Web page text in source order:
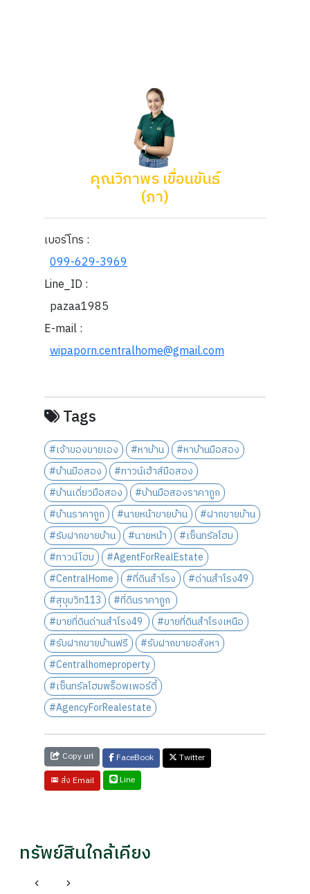
คุณวิภาพร เขื่อนขันธ์
(ภา)
เบอร์โทร :
099-629-3969
Line_ID :
pazaa1985
E-mail :
wipaporn.centralhome@gmail.com
Tags
#เจ้าของขายเอง #หาบ้าน
#หาบ้านมือสอง
#บ้านมือสอง
#ทาวน์เฮ้าส์มือสอง
#บ้านเดี่ยวมือสอง
#บ้านมือสองราคาถูก
#บ้านราคาถูก
#นายหน้าขายบ้าน
#ฝากขายบ้าน
#รับฝากขายบ้าน
#นายหน้า
#เซ็นทรัลโฮม
#ทาวน์โฮม
#AgentForRealEstate
#CentralHome
#ที่ดินสำโรง
#ด่านสำโรง49
#สุขุมวิท113
#ที่ดินราคาถูก
#ขายที่ดินด่านสำโรง49
#ขายที่ดินสำโรงเหนือ
#รับฝากขายบ้านฟรี
#รับฝากขายอสังหา
#Centralhomeproperty
#เซ็นทรัลโฮมพร็อพเพอร์ตี้
#AgencyForRealestate
Copy url FaceBook
Twitter
ส่ง Email
Line
ทรัพย์สินใกล้เคียง